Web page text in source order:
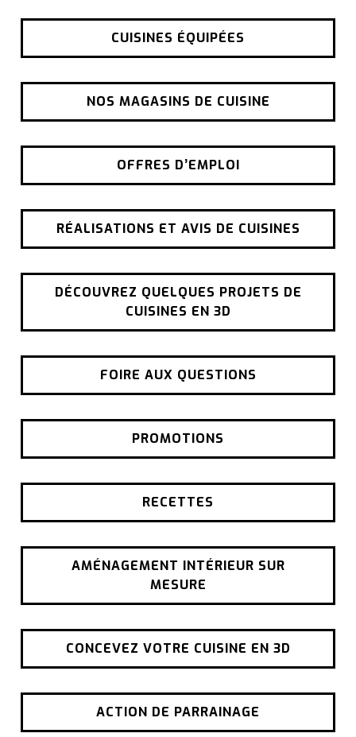
CUISINES ÉQUIPÉES
NOS MAGASINS DE CUISINE
OFFRES D’EMPLOI
RÉALISATIONS ET AVIS DE CUISINES
DÉCOUVREZ QUELQUES PROJETS DE
CUISINES EN 3D
FOIRE AUX QUESTIONS
PROMOTIONS
RECETTES
AMÉNAGEMENT INTÉRIEUR SUR
MESURE
CONCEVEZ VOTRE CUISINE EN 3D
ACTION DE PARRAINAGE